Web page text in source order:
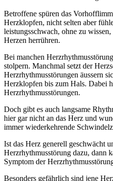
Betroffene spüren das
Herzklopfen, nicht selten aber
leistungsschwach, ohne zu
Herzen herrühren.
Bei manchen
stolpern. Manchmal setzt der
Herzrhythmusstörungen äussern
Herzklopfen bis zum Hals. Dabei
Herzrhythmusstörungen.
Doch gibt es auch langsame
hier gar nicht an das Herz und
immer wiederkehrende
Ist das Herz generell geschwächt
Herzrhythmusstörung dazu, dann
Symptom der
Besonders gefährlich sind jene